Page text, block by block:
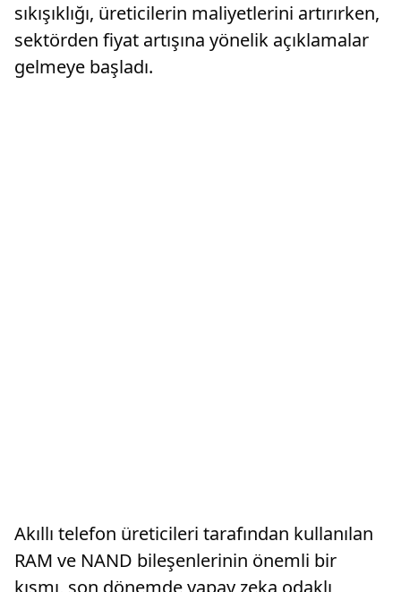
sıkışıklığı, üreticilerin maliyetlerini artırırken,
sektörden fiyat artışına yönelik açıklamalar
gelmeye başladı.
Akıllı telefon üreticileri tarafından kullanılan
RAM ve NAND bileşenlerinin önemli bir
kısmı, son dönemde yapay zeka odaklı